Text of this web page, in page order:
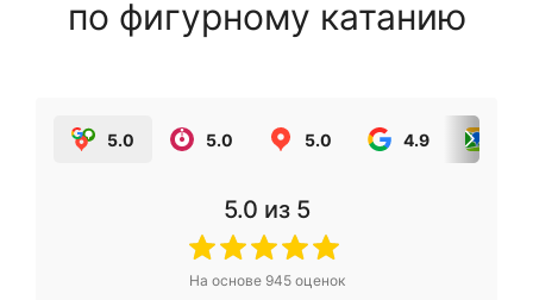
по фигурному катанию
5.0 5.0 5.0 4.9
5.0 из 5
На основе 945оценок